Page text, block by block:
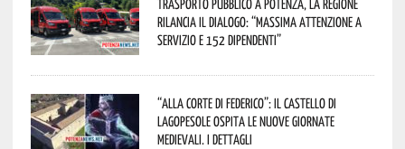
Trasporto pubblico a Potenza, la Regione
rilancia il dialogo: “Massima attenzione a
servizio e 152 dipendenti”
“Alla corte di Federico”: il Castello di
Lagopesole ospita le nuove Giornate
Medievali. I dettagli